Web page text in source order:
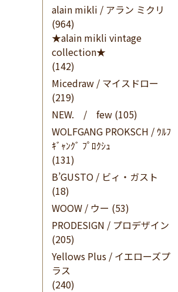
alain mikli / アラン ミクリ
(964)
★alain mikli vintage
collection★
(142)
Micedraw / マイスドロー
(219)
NEW. / few (105)
WOLFGANG PROKSCH / ｳﾙﾌ
ｷﾞｬﾝｸﾞ ﾌﾟﾛｸｼｭ
(131)
B’GUSTO / ビィ・ガスト
(18)
WOOW / ウー (53)
PRODESIGN / プロデザイン
(205)
Yellows Plus / イエローズプ
ラス
(240)